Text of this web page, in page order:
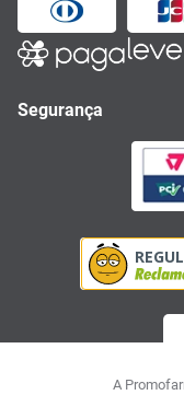
Segurança
A